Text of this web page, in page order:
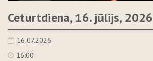
Ceturtdiena, 16. jūlijs, 2026
16.07.2026
16:00